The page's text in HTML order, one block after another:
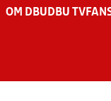
OM DBU DBU TV